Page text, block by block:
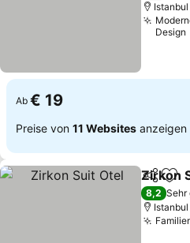
Istanbul
Design
Ab € 19
Preise von 11 Websites anzeigen
TeilenZu
Zirkon
8,2 Sehr
Istanbul